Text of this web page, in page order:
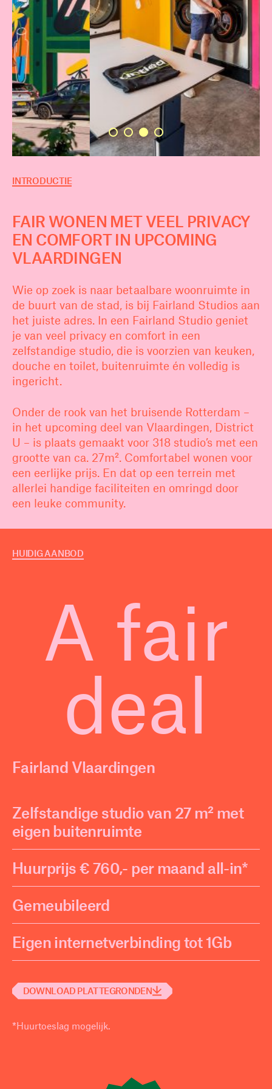
INTRODUCTIE
FAIR WONEN MET VEEL PRIVACY
EN COMFORT IN UPCOMING
VLAARDINGEN
Wie op zoek is naar betaalbare woonruimte in
de buurt van de stad, is bij Fairland Studios aan
het juiste adres. In een Fairland Studio geniet
je van veel privacy en comfort in een
zelfstandige studio, die is voorzien van keuken,
douche en toilet, buitenruimte én volledig is
ingericht.
Onder de rook van het bruisende Rotterdam –
in het upcoming deel van Vlaardingen, District
U – is plaats gemaakt voor 318 studio’s met een
grootte van ca. 27m². Comfortabel wonen voor
een eerlijke prijs. En dat op een terrein met
allerlei handige faciliteiten en omringd door
een leuke community.
HUIDIG AANBOD
A fair
deal
Fairland Vlaardingen
Zelfstandige studio van 27 m² met
eigen buitenruimte
Huurprijs € 760,- per maand all-in*
Gemeubileerd
Eigen internetverbinding tot 1Gb
DOWNLOAD PLATTEGRONDEN
*Huurtoeslag mogelijk.